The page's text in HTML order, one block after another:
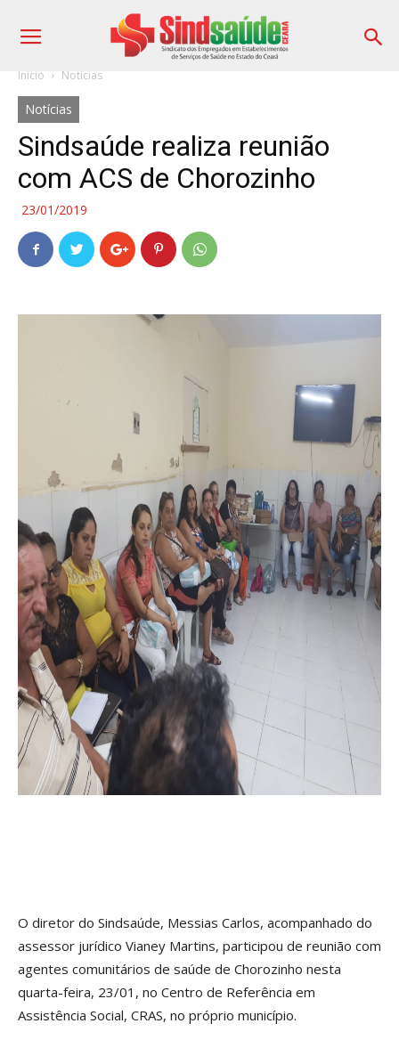
Início Notícias
Notícias
Sindsaúde realiza reunião
com ACS de Chorozinho
23/01/2019
O diretor do Sindsaúde, Messias Carlos, acompanhado do
assessor jurídico Vianey Martins, participou de reunião com
agentes comunitários de saúde de Chorozinho nesta
quarta-feira, 23/01, no Centro de Referência em
Assistência Social, CRAS, no próprio município.